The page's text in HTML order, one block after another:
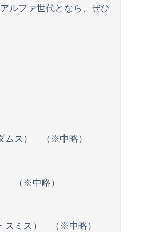
ルファ世代となら、ぜひ
ムス） （※中略）
（※中略）
スミス） （※中略）